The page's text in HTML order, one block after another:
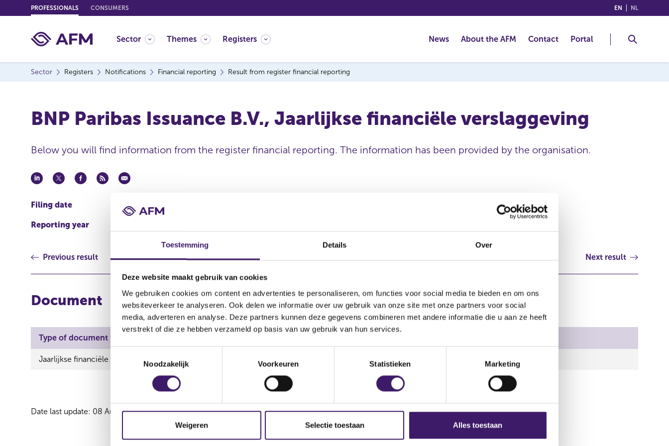
Toestemming Details Over
Deze website maakt gebruik van cookies
We gebruiken cookies om content en advertenties te personaliseren, om functies voor social media te bieden en om ons
websiteverkeer te analyseren. Ook delen we informatie over uw gebruik van onze site met onze partners voor social
media, adverteren en analyse. Deze partners kunnen deze gegevens combineren met andere informatie die u aan ze heeft
verstrekt of die ze hebben verzameld op basis van uw gebruik van hun services.
e
Noodzakelijk Voorkeuren Statistieken Marketing
Weigeren Selectie toestaan Alles toestaan
o
o
EN (ENGLISH)
NL
PROFESSIONALS CONSUMERS
Sector Themes Registers News About the AFM Contact Portal
Sector Registers Notifications Financial reporting Result from register financial reporting
BNP Paribas Issuance B.V., Jaarlijkse financiële verslaggeving
Below you will find information from the register financial reporting. The information has been provided by the organisation.
Filing date 16 apr 2026 BNP Paribas Issuance B.V.
Reporting year
Previous result Next result
Document
Type of document
Jaarlijkse financiële verslaggeving 7245009uxrigiryobr48-2025-12-31-fr-a2510-03574.xhtml
Date last update: 08 August 2026